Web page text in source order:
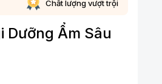
Chất lượng vượt trội
Dưỡng Ẩm Sâu